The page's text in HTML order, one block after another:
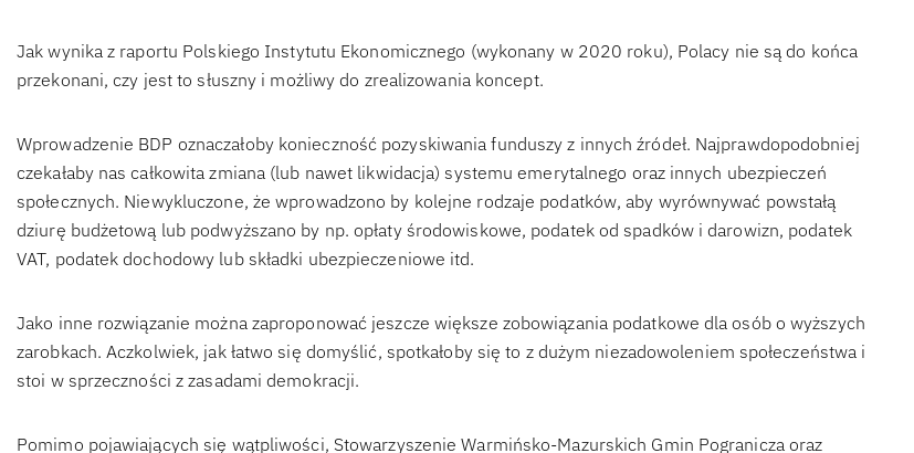
Jak wynika z raportu Polskiego Instytutu Ekonomicznego (wykonany w 2020 roku), Polacy nie są do końca
przekonani, czy jest to słuszny i możliwy do zrealizowania koncept.
Wprowadzenie BDP oznaczałoby konieczność pozyskiwania funduszy z innych źródeł. Najprawdopodobniej
czekałaby nas całkowita zmiana (lub nawet likwidacja) systemu emerytalnego oraz innych ubezpieczeń
społecznych. Niewykluczone, że wprowadzono by kolejne rodzaje podatków, aby wyrównywać powstałą
dziurę budżetową lub podwyższano by np. opłaty środowiskowe, podatek od spadków i darowizn, podatek
VAT, podatek dochodowy lub składki ubezpieczeniowe itd.
Jako inne rozwiązanie można zaproponować jeszcze większe zobowiązania podatkowe dla osób o wyższych
zarobkach. Aczkolwiek, jak łatwo się domyślić, spotkałoby się to z dużym niezadowoleniem społeczeństwa i
stoi w sprzeczności z zasadami demokracji.
Pomimo pojawiających się wątpliwości, Stowarzyszenie Warmińsko-Mazurskich Gmin Pogranicza oraz